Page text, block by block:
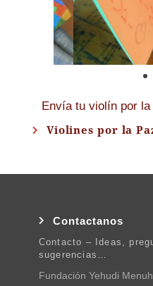
Envía tu violín por la
Violines por la
Contactanos
Contacto – Ideas,
sugerencias…
Fundación Yehudi